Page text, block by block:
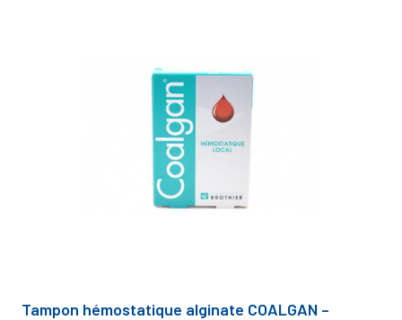
Tampon hémostatique alginate COALGAN –